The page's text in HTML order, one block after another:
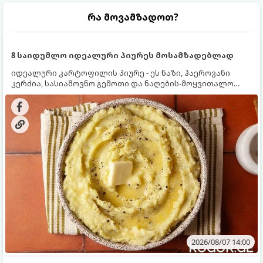
რა მოვამზადოთ?
8 საიდუმლო იდეალური პიურეს მოსამზადებლად
იდეალური კარტოფილის პიურე - ეს ნაზი, ჰაეროვანი
კერძია, სასიამოვნო გემოთი და ნაღების-მოყვითალო
ფერით. მისი მომზადება ძალიან მარტივია, მაგრამ
არსებობს რამდენიმე საიდუმლო, რომლებიც უნდა
იცოდეთ, რომ პიურე იდეალურად გემრიელი გამოვიდეს.
2026/08/07 14:00